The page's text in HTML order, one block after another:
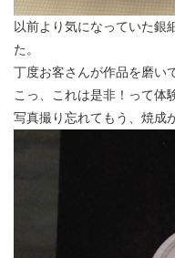
以前より気になっていた銀
た。
丁度お客さんが作品を磨い
こっ、これは是非！って体
写真撮り忘れてもう、焼成